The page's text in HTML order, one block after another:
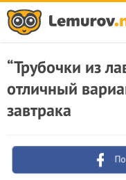
“Трубочки из
отличный
завтрака